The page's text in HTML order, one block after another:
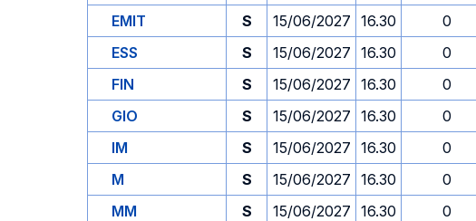
EMIT
S 15/06/2027 16.30 0
ESS
S 15/06/2027 16.30 0
FIN
S 15/06/2027 16.30 0
GIO
S 15/06/2027 16.30 0
IM
S 15/06/2027 16.30 0
M
S 15/06/2027 16.30 0
MM
S 15/06/2027 16.30 0